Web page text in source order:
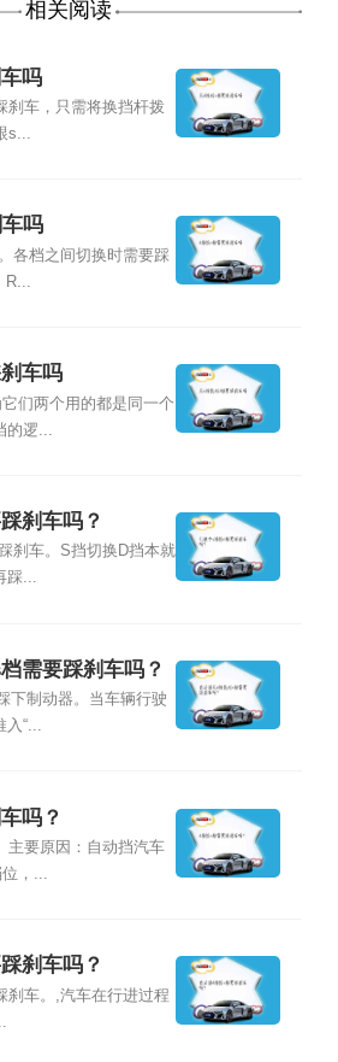
相关阅读
吗
刹车，只需将换挡杆拨
s...
吗
各档之间切换时需要踩
车吗
们两个用的都是同一个
逻...
刹车吗？
刹车。S挡切换D挡本就
踩...
需要踩刹车吗？
下制动器。当车辆行驶
入“...
吗？
主要原因：自动挡汽车
，...
刹车吗？
刹车。,汽车在行进过程